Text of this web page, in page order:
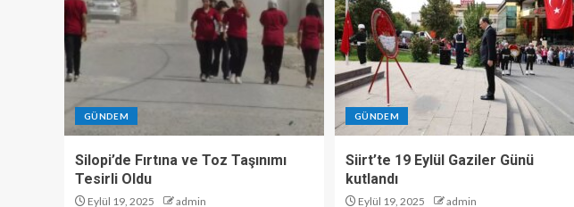
GÜNDEM
Silopi’de Fırtına ve Toz Taşınımı
Tesirli Oldu
Eylül 19, 2025 admin
GÜNDEM
Siirt’te 19 Eylül Gaziler Günü
kutlandı
Eylül 19, 2025 admin